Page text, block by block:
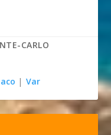
CARLO
| Var